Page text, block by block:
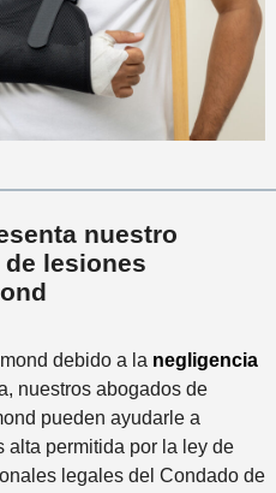
nuestro
lesiones
debido a la negligencia
nuestros abogados de
pueden ayudarle a
alta permitida por la ley de
legales del Condado de